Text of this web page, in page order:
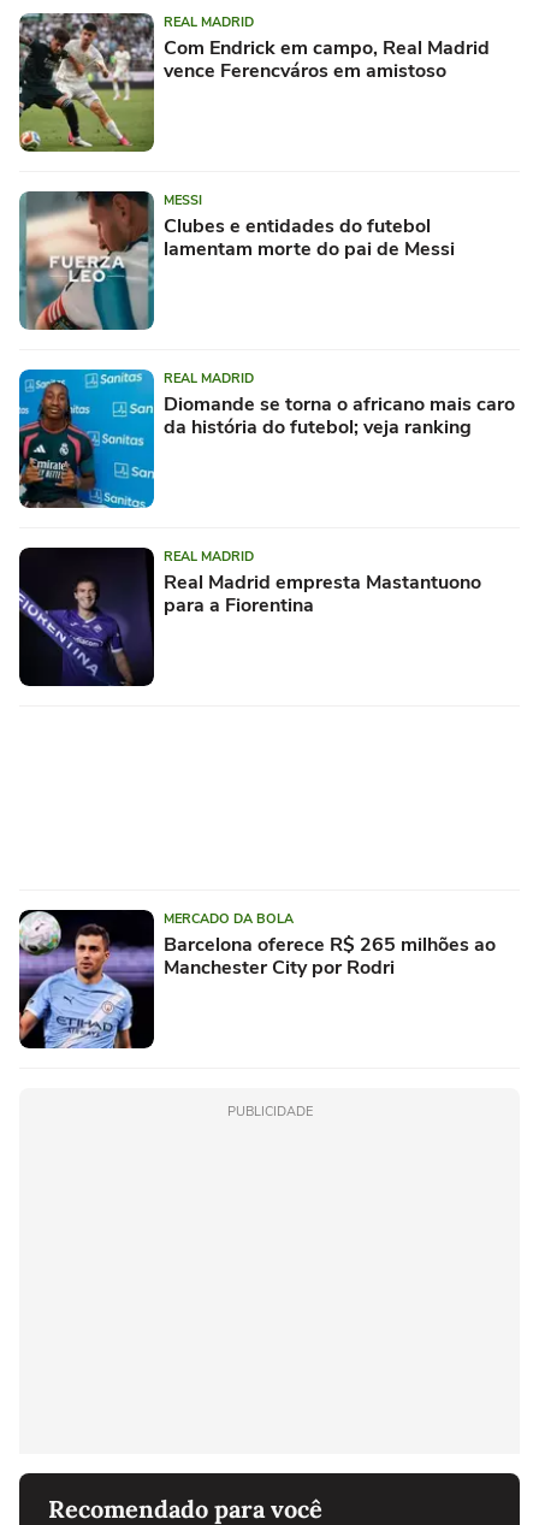
REAL MADRID
Com Endrick em campo, Real Madrid
vence Ferencváros em amistoso
MESSI
Clubes e entidades do futebol
lamentam morte do pai de Messi
REAL MADRID
Diomande se torna o africano mais caro
da história do futebol; veja ranking
REAL MADRID
Real Madrid empresta Mastantuono
para a Fiorentina
MERCADO DA BOLA
Barcelona oferece R$ 265 milhões ao
Manchester City por Rodri
PUBLICIDADE
Recomendado para você